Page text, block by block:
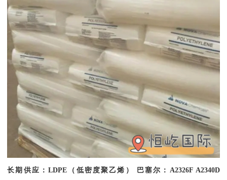
长期供应：LDPE （低密度聚乙烯） 巴塞尔： A2326F A2340D